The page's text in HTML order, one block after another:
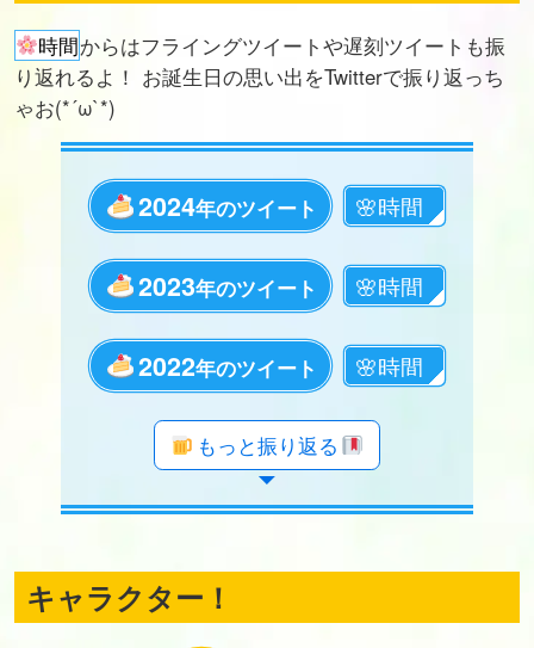
時間からはフライングツイートや遅刻ツイートも振
り返れるよ！ お誕生日の思い出をTwitterで振り返っち
ゃお(*´ω`*)
2024年のツイート
2023年のツイート
2022年のツイート
年のツイート
年のツイート
年のツイート
年のツイート
年のツイート
年のツイート
年のツイート
年のツイート
年のツイート
年のツイート
年のツイート
年のツイート
年のツイート
年のツイート
年のツイート
年のツイート
もっと振り返る
キャラクター！